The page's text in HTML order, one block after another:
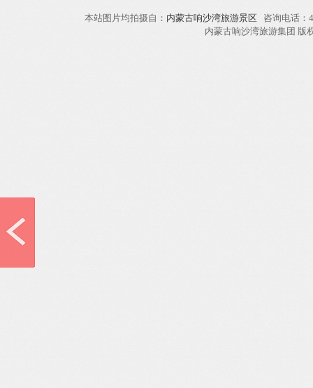
本站图片均拍摄自： 内蒙古响沙湾旅游景区 咨询电话
内蒙古响沙湾旅游集团